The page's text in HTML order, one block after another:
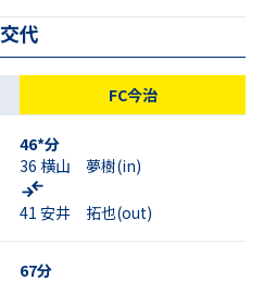
交代
FC今治
46*分
36 横山 夢樹(in)
41 安井 拓也(out)
67分